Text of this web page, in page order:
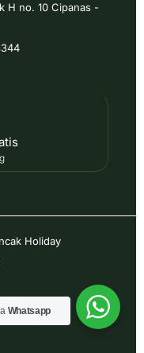
H no. 10 Cipanas -
Holiday
Whatsapp